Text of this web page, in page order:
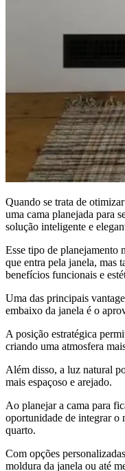
Quando se trata de
uma cama planejada para
solução inteligente e
Esse tipo de planejamento
que entra pela janela, mas
benefícios funcionais e
Uma das principais
embaixo da janela é o
A posição estratégica
criando uma atmosfera
Além disso, a luz natural
mais espaçoso e arejado.
Ao planejar a cama para
oportunidade de integrar o
quarto.
Com opções
moldura da janela ou até